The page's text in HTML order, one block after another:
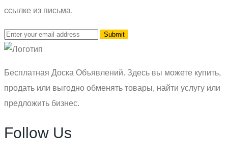
ссылке из письма.
Бесплатная Доска Объявлений. Здесь вы можете купить,
продать или выгодно обменять товары, найти услугу или
предложить бизнес.
Follow Us